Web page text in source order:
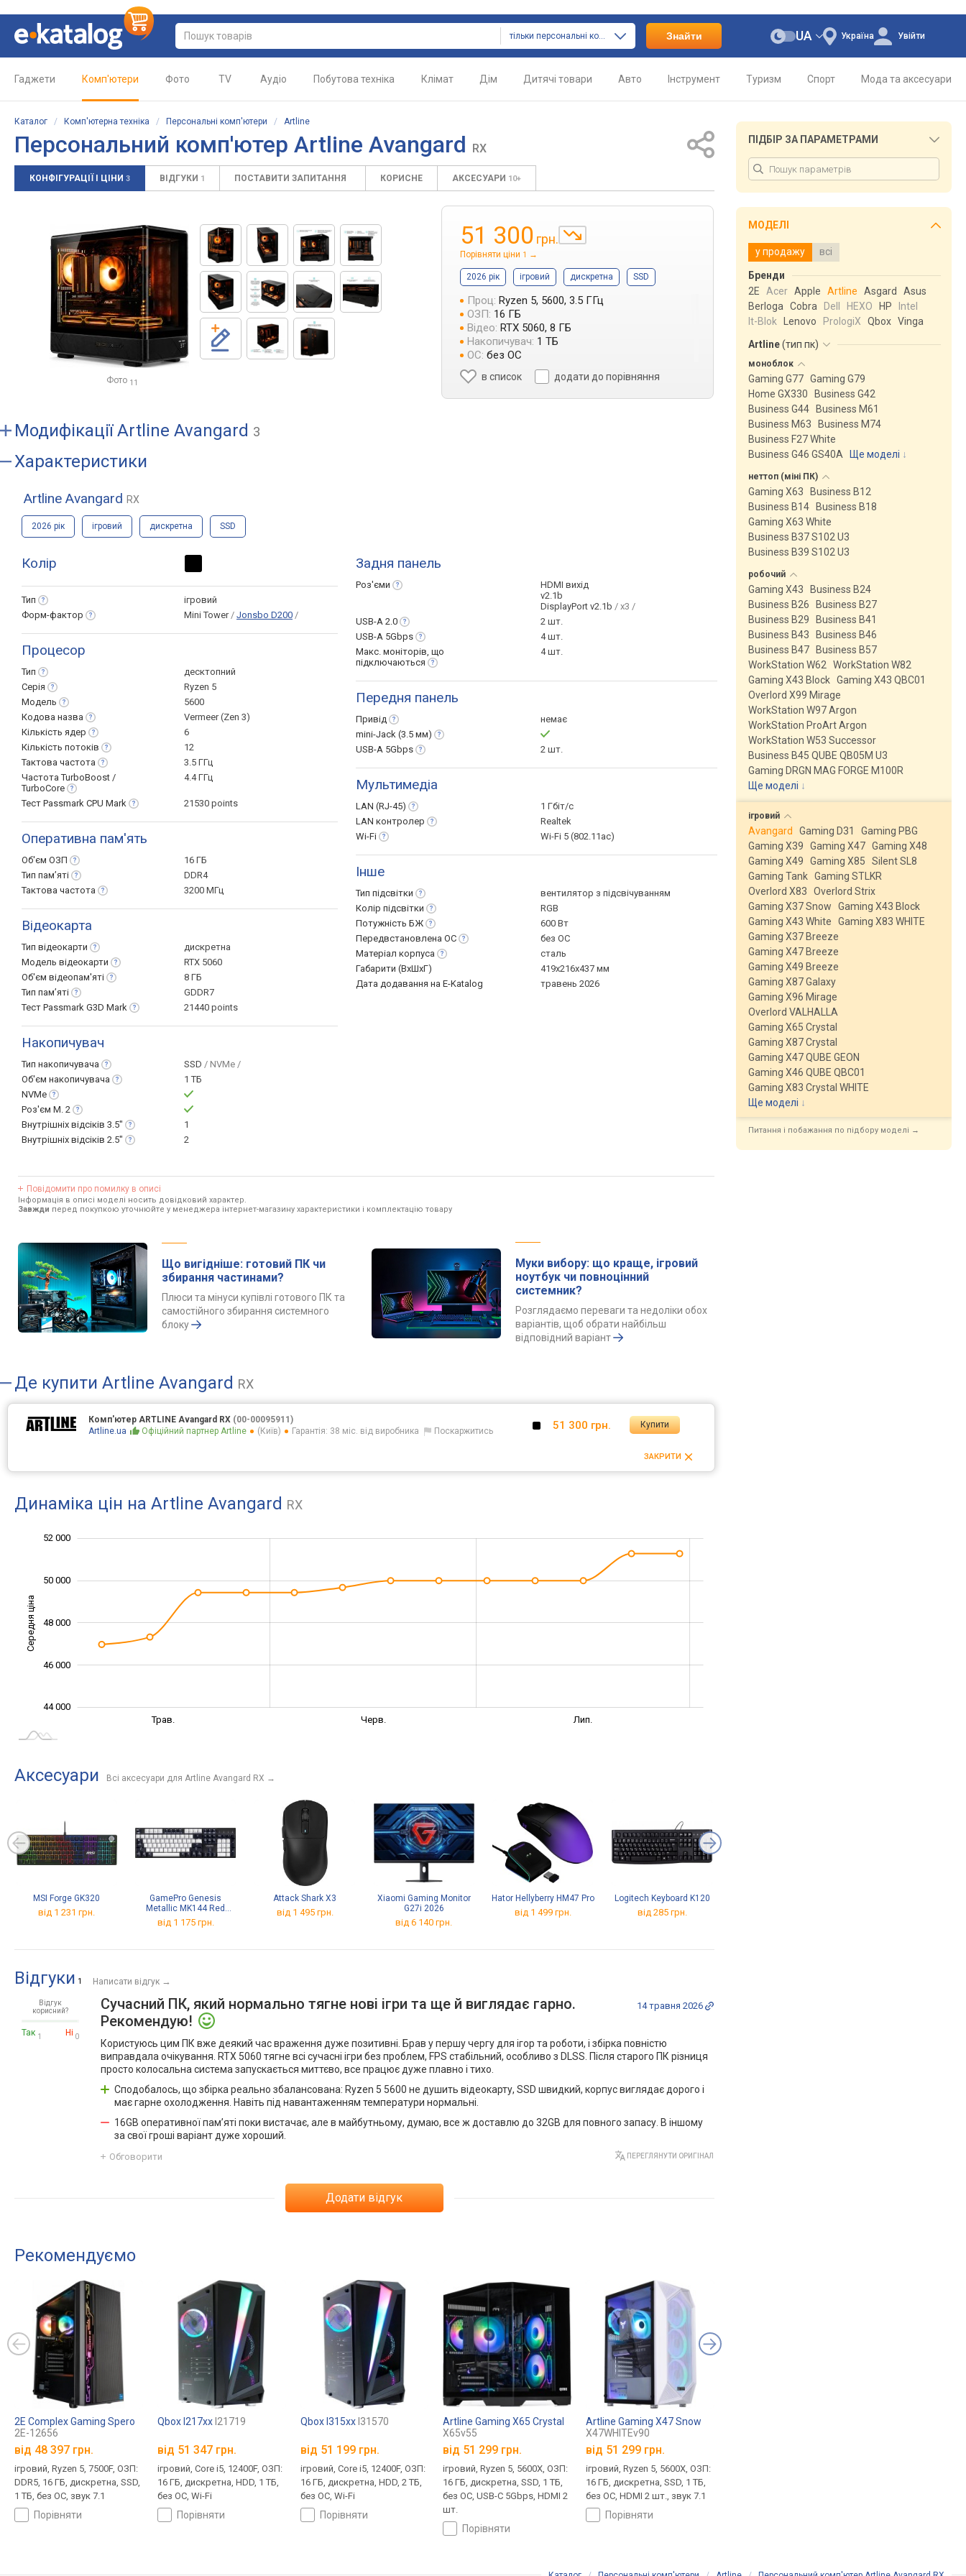
тільки персональні комп'ютери Знайти Україна
UA Увійти
Гаджети Комп'ютери Фото TV Аудіо Побутова техніка Клімат Дім Дитячі товари Авто Інструмент Туризм Спорт Мода та аксесуари
Каталог / Комп'ютерна техніка / Персональні комп'ютери / Artline
Персональний комп'ютер Artline Avangard RX
КОНФІГУРАЦІЇ І ЦІНИ 3 ВІДГУКИ 1 ПОСТАВИТИ ЗАПИТАННЯ КОРИСНЕ АКСЕСУАРИ 10+
Фото 11
51 300 грн.
Порівняти ціни 1 →
2026 рік ігровий дискретна SSD
Проц: Ryzen 5, 5600, 3.5 ГГц
ОЗП: 16 ГБ
Відео: RTX 5060, 8 ГБ
Накопичувач: 1 ТБ
ОС: без ОС
в список додати до порівняння
МодифікаціїArtline Avangard 3
Характеристики
Artline Avangard RX
2026 рік ігровий дискретна SSD
Колір
Тип
ігровий
Форм-фактор
Mini Tower / Jonsbo D200 /
Процесор
Тип
десктопний
Серія
Ryzen 5
Модель
5600
Кодова назва
Vermeer (Zen 3)
Кількість ядер
6
Кількість потоків
12
Тактова частота
3.5 ГГц
Частота TurboBoost /
TurboCore
4.4 ГГц
Тест Passmark CPU Mark 21530 points
Оперативна пам'ять
Об'єм ОЗП
16 ГБ
Тип пам’яті
DDR4
Тактова частота 3200 МГц
Відеокарта
Тип відеокарти
дискретна
Модель відеокарти
RTX 5060
Об'єм відеопам'яті
8 ГБ
Тип пам’яті
GDDR7
Тест Passmark G3D Mark 21440 points
Накопичувач
Тип накопичувача SSD / NVMe /
Об'єм накопичувача
1 ТБ
NVMe
Роз'єм M. 2
Внутрішніх відсіків 3.5"
1
Внутрішніх відсіків 2.5" 2
Задня панель
Роз'єми
HDMI вихід
v2.1b
DisplayPort v2.1b / x3 /
USB-A 2.0
2 шт.
USB-A 5Gbps
4 шт.
Макс. моніторів, що
підключаються
4 шт.
Передня панель
Привід
немає
mini-Jack (3.5 мм)
USB-A 5Gbps 2 шт.
Мультимедіа
LAN (RJ-45)
1 Гбіт/с
LAN контролер
Realtek
Wi-Fi
Wi-Fi 5 (802.11aс)
Інше
Тип підсвітки
вентилятор з підсвічуванням
Колір підсвітки
RGB
Потужність БЖ
600 Вт
Передвстановлена ОС
без ОС
Матеріал корпуса
сталь
Габарити (ВхШхГ)
419x216x437 мм
Дата додавання на E-Katalog
травень 2026
Повідомити про помилку в описі
Інформація в описі моделі носить довідковий характер.
Завжди перед покупкою уточнюйте у менеджера інтернет-магазину характеристики і комплектацію товару
Що вигідніше: готовий ПК чи
збирання частинами?
Плюси та мінуси купівлі готового ПК та
самостійного збирання системного
блоку
Муки вибору: що краще, ігровий
ноутбук чи повноцінний
системник?
Розглядаємо переваги та недоліки обох
варіантів, щоб обрати найбільш
відповідний варіант
Де купити Artline Avangard RX
Комп'ютер ARTLINE Avangard RX (00-00095911)
Artline.ua
Офіційний партнер Artline (Київ) Гарантія: 38 міс. від виробника Поскаржитись 51 300 грн. Купити
ЗАКРИТИ
Динаміка цін на Artline Avangard RX
Середня ціна 44 000
44 000
46 000
48 000
50 000
52 000
Трав. Черв. Лип.
Аксесуари Всі аксесуари для Artline Avangard RX →
MSI Forge GK320
від 1 231 грн.
GamePro Genesis
Metallic MK144 Red
Switch
від 1 175 грн.
Attack Shark X3
від 1 495 грн.
Xiaomi Gaming Monitor
G27i 2026
від 6 140 грн.
Hator Hellyberry HM47 Pro
від 1 499 грн.
Logitech Keyboard K120
від 285 грн.
Відгуки 1 Написати відгук →
Відгук
корисний?
Так 1 Ні 0
Сучасний ПК, який нормально тягне нові ігри та ще й виглядає гарно.
Рекомендую!
14 травня 2026
Користуюсь цим ПК вже деякий час враження дуже позитивні. Брав у першу чергу для ігор та роботи, і збірка повністю
виправдала очікування. RTX 5060 тягне всі сучасні ігри без проблем, FPS стабільний, особливо з DLSS. Після старого ПК різниця
просто колосальна система запускається миттєво, все працює дуже плавно і тихо.
Сподобалось, що збірка реально збалансована: Ryzen 5 5600 не душить відеокарту, SSD швидкий, корпус виглядає дорого і
має гарне охолодження. Навіть під навантаженням температури нормальні.
16GB оперативної пам’яті поки вистачає, але в майбутньому, думаю, все ж доставлю до 32GB для повного запасу. В іншому
за свої гроші варіант дуже хороший.
Обговорити ПЕРЕГЛЯНУТИ ОРИГІНАЛ
Додати відгук
Рекомендуємо
2E Complex Gaming Spero
2E-12656
від 48 397 грн.
ігровий, Ryzen 5, 7500F, ОЗП:
DDR5, 16 ГБ, дискретна, SSD,
1 ТБ, без ОС, звук 7.1
порівняти
Qbox I217xx I21719
від 51 347 грн.
ігровий, Core i5, 12400F, ОЗП:
16 ГБ, дискретна, HDD, 1 ТБ,
без ОС, Wi-Fi
порівняти
Qbox I315xx I31570
від 51 199 грн.
ігровий, Core i5, 12400F, ОЗП:
16 ГБ, дискретна, HDD, 2 ТБ,
без ОС, Wi-Fi
порівняти
Artline Gaming X65 Crystal
X65v55
від 51 299 грн.
ігровий, Ryzen 5, 5600X, ОЗП:
16 ГБ, дискретна, SSD, 1 ТБ,
без ОС, USB-C 5Gbps, HDMI 2
шт.
порівняти
Artline Gaming X47 Snow
X47WHITEv90
від 51 299 грн.
ігровий, Ryzen 5, 5600X, ОЗП:
16 ГБ, дискретна, SSD, 1 ТБ,
без ОС, HDMI 2 шт., звук 7.1
порівняти
ПІДБІР ЗА ПАРАМЕТРАМИ
МОДЕЛІ
у продажу всі
Бренди
2E
Acer Apple Artline Asgard
Asus
Berloga
Cobra Dell HEXO HP
Intel
It-Blok
Lenovo PrologiX Qbox Vinga
Artline(тип пк)
моноблок
Gaming G77 Gaming G79
Home GX330
Business G42
Business G44
Business M61
Business M63
Business M74
Business F27 White
Business G46 GS40A
Ще моделі ↓
неттоп (міні ПК)
Gaming X63
Business B12
Business B14
Business B18
Gaming X63 White
Business B37 S102 U3
Business B39 S102 U3
робочий
Gaming X43
Business B24
Business B26
Business B27
Business B29
Business B41
Business B43
Business B46
Business B47
Business B57
WorkStation W62
WorkStation W82
Gaming X43 Block Gaming X43 QBC01
Overlord X99 Mirage
WorkStation W97 Argon
WorkStation ProArt Argon
WorkStation W53 Successor
Business B45 QUBE QB05M U3
Gaming DRGN MAG FORGE M100R
Ще моделі ↓
ігровий
Avangard Gaming D31
Gaming PBG
Gaming X39
Gaming X47 Gaming X48
Gaming X49
Gaming X85
Silent SL8
Gaming Tank Gaming STLKR
Overlord X83
Overlord Strix
Gaming X37 Snow
Gaming X43 Block
Gaming X43 White
Gaming X83 WHITE
Gaming X37 Breeze
Gaming X47 Breeze
Gaming X49 Breeze
Gaming X87 Galaxy
Gaming X96 Mirage
Overlord VALHALLA
Gaming X65 Crystal
Gaming X87 Crystal
Gaming X47 QUBE GEON
Gaming X46 QUBE QBC01
Gaming X83 Crystal WHITE
Ще моделі ↓
Питання і побажання по підбору моделі →